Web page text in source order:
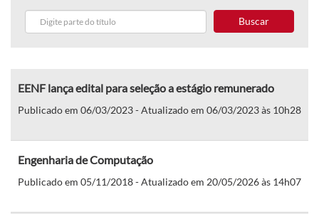
Buscar
EENF lança edital para seleção a estágio remunerado
Publicado em 06/03/2023 - Atualizado em 06/03/2023 às 10h28
Engenharia de Computação
Publicado em 05/11/2018 - Atualizado em 20/05/2026 às 14h07